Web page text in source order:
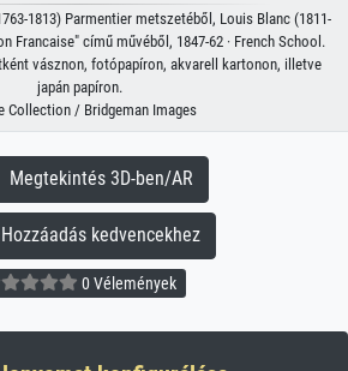
1813) Parmentier metszetéből, Louis Blanc (1811-
Francaise" című művéből, 1847-62 · French School.
vásznon, fotópapíron, akvarell kartonon, illetve
japán papíron.
Collection / Bridgeman Images
Megtekintés 3D-ben/AR
kedvencekhez
0 Vélemények